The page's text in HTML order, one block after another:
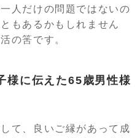
人だけの問題ではないの
もあるかもしれません
の筈です。
様に伝えた65歳男性様
て、良いご縁があって成